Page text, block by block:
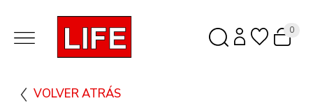
0
VOLVER ATRÁS